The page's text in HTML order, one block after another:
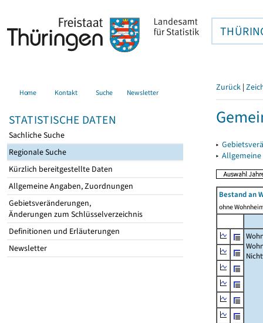
Home Kontakt Suche Newsletter
STATISTISCHE DATEN
Sachliche Suche
Regionale Suche
Kürzlich bereitgestellte Daten
Allgemeine Angaben, Zuordnungen
Gebietsveränderungen,
Änderungen zum Schlüsselverzeichnis
Definitionen und Erläuterungen
Newsletter
Zurück |
▸
▸
Bestand an
ohne